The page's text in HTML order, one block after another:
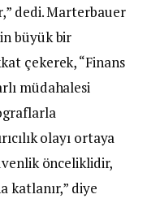
dedi. Marterbauer
büyük bir
çekerek, “Finans
müdahalesi
olayı ortaya
önceliklidir,
katlanır,” diye